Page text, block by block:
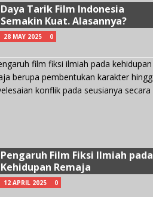
Daya Tarik Film Indonesia
Semakin Kuat. Alasannya?
28 MAY 2025 0
Pengaruh Film Fiksi Ilmiah pada
Kehidupan Remaja
12 APRIL 2025 0